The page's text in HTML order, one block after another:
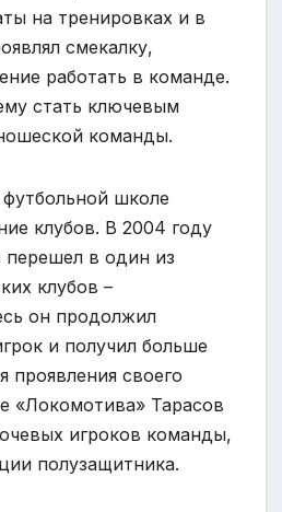
на тренировках и в
смекалку,
работать в команде.
стать ключевым
команды.
школе
клубов. В 2004 году
в один из
клубов –
он продолжил
и получил больше
проявления своего
«Локомотива» Тарасов
игроков команды,
полузащитника.